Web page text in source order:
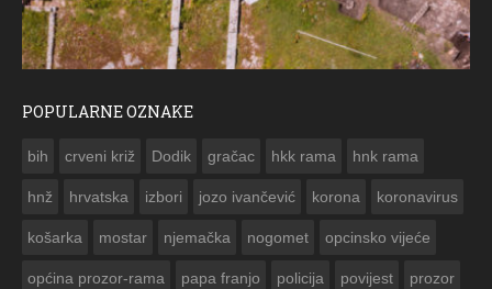
POPULARNE OZNAKE
bih crveni križ Dodik gračac hkk rama hnk rama
hnž hrvatska izbori jozo ivančević korona koronavirus
košarka mostar njemačka nogomet opcinsko vijeće
općina prozor-rama papa franjo policija povijest prozor